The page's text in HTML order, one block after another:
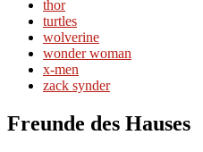
thor
turtles
wolverine
wonder woman
x-men
zack synder
Freunde des Hauses